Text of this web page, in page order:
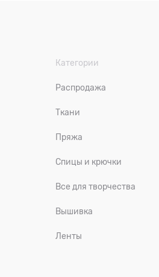
Категории
Распродажа
Ткани
Пряжа
Спицы и крючки
Все для творчества
Вышивка
Ленты